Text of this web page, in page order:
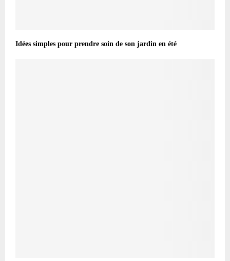
Idées simples pour prendre soin de son jardin en été